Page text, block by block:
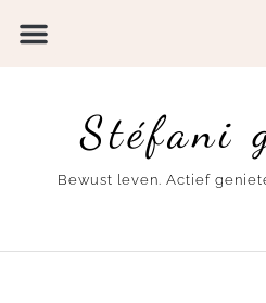
Stéfani
Bewust leven. Actief